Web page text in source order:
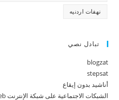
نهفات اردنيه
تبادل نصي
blogzat
stepsat
أناشيد بدون إيقاع
الشبكات الاجتماعية على شبكة الإنترنت Social Networks Web